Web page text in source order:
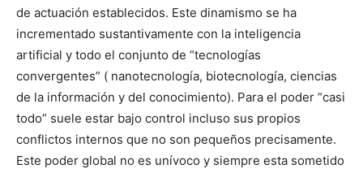
de actuación establecidos. Este dinamismo se ha
incrementado sustantivamente con la inteligencia
artificial y todo el conjunto de “tecnologías
convergentes” ( nanotecnología, biotecnología, ciencias
de la información y del conocimiento). Para el poder “casi
todo” suele estar bajo control incluso sus propios
conflictos internos que no son pequeños precisamente.
Este poder global no es unívoco y siempre esta sometido